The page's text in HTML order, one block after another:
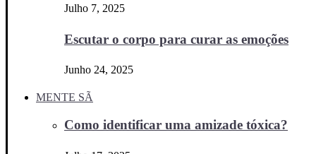
Julho 7, 2025
Escutar o corpo para curar as emoções
Junho 24, 2025
MENTE SÃ
Como identificar uma amizade tóxica?